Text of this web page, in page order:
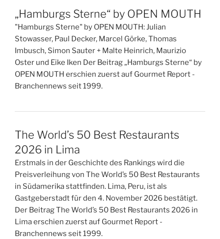
„Hamburgs Sterne“ by OPEN MOUTH
"Hamburgs Sterne" by OPEN MOUTH: Julian
Stowasser, Paul Decker, Marcel Görke, Thomas
Imbusch, Simon Sauter + Malte Heinrich, Maurizio
Oster und Eike Iken Der Beitrag „Hamburgs Sterne“ by
OPEN MOUTH erschien zuerst auf Gourmet Report -
Branchennews seit 1999.
The World’s 50 Best Restaurants
2026 in Lima
Erstmals in der Geschichte des Rankings wird die
Preisverleihung von The World’s 50 Best Restaurants
in Südamerika stattfinden. Lima, Peru, ist als
Gastgeberstadt für den 4. November 2026 bestätigt.
Der Beitrag The World’s 50 Best Restaurants 2026 in
Lima erschien zuerst auf Gourmet Report -
Branchennews seit 1999.